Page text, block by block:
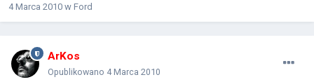
4 Marca 2010 w Ford
ArKos
Opublikowano 4 Marca 2010